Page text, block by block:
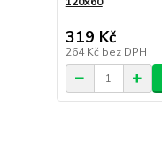
319 Kč
264 Kč bez DPH